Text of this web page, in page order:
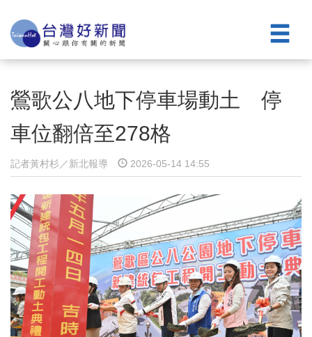
鶯歌公八地下停車場動土 停
車位翻倍至278格
記者黃村杉／新北報導 2026-05-14 14:55